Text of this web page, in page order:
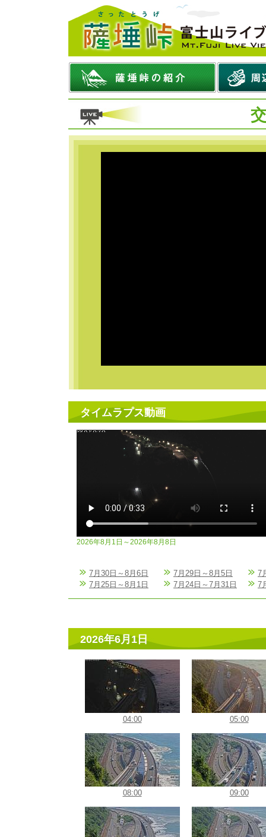
タイムラプス動画
2026年8月1日～2026年8月8日
7月30日～8月6日 7月29日～8月5日
7
7月25日～8月1日
7月24日～7月31日 7
2026年6月1日
04:00 05:00
08:00 09:00